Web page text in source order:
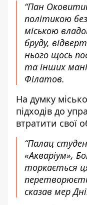
“Пан
політикою
міською
бруду,
нього щось
та інших
Філатов.
На думку
підходів до
втратити свої
“Палац
«Акваріум»,
торкається
сказав мер